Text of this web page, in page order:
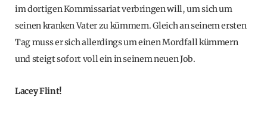
im dortigen Kommissariat verbringen will, um sich um
seinen kranken Vater zu kümmern. Gleich an seinem ersten
Tag muss er sich allerdings um einen Mordfall kümmern
und steigt sofort voll ein in seinem neuen Job.
Lacey Flint!